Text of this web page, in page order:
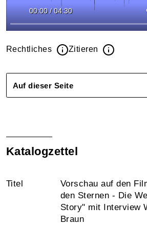
00:00 / 04:30
Rechtliches Zitieren
Auf dieser Seite
Katalogzettel
Titel
Vorschau auf den
den Sternen - Die
Story" mit Interview
Braun